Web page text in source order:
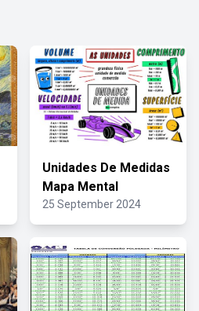
Unidades De Medidas
Mapa Mental
25 September 2024